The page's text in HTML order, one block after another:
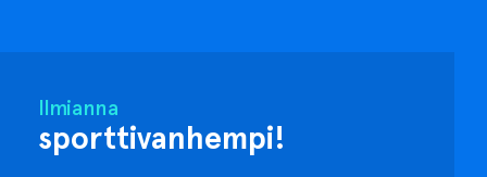
Ilmianna
sporttivanhempi!